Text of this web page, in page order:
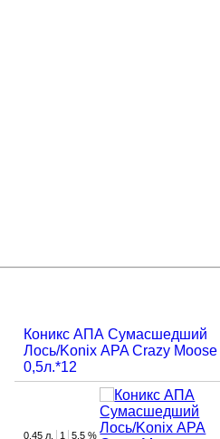
Коникс АПА Сумасшедший
Лось/Konix АPA Crazy Moose
0,5л.*12
0.45 л. 1 5.5 %